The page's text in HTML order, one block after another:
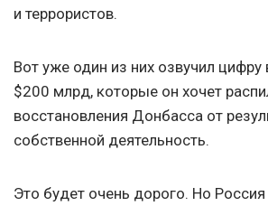
и террористов.
Вот уже один из них озвучил цифру
$200 млрд, которые он хочет
восстановления Донбасса от
собственной деятельность.
Это будет очень дорого. Но